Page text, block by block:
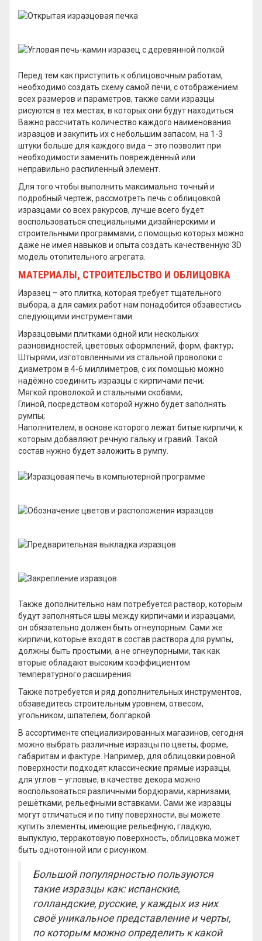
Перед тем как приступить к облицовочным работам,
необходимо создать схему самой печи, с отображением
всех размеров и параметров, также сами изразцы
рисуются в тех местах, в которых они будут находиться.
Важно рассчитать количество каждого наименования
изразцов и закупить их с небольшим запасом, на 1-3
штуки больше для каждого вида – это позволит при
необходимости заменить повреждённый или
неправильно распиленный элемент.
Для того чтобы выполнить максимально точный и
подробный чертёж, рассмотреть печь с облицовкой
изразцами со всех ракурсов, лучше всего будет
воспользоваться специальными дизайнерскими и
строительными программами, с помощью которых можно
даже не имея навыков и опыта создать качественную 3D
модель отопительного агрегата.
МАТЕРИАЛЫ, СТРОИТЕЛЬСТВО И ОБЛИЦОВКА
Изразец – это плитка, которая требует тщательного
выбора, а для самих работ нам понадобится обзавестись
следующими инструментами:
Изразцовыми плитками одной или нескольких
разновидностей, цветовых оформлений, форм, фактур;
Штырями, изготовленными из стальной проволоки с
диаметром в 4-6 миллиметров, с их помощью можно
надёжно соединить изразцы с кирпичами печи;
Мягкой проволокой и стальными скобами;
Глиной, посредством которой нужно будет заполнять
румпы;
Наполнителем, в основе которого лежат битые кирпичи, к
которым добавляют речную гальку и гравий. Такой
состав нужно будет заложить в румпу.
Также дополнительно нам потребуется раствор, которым
будут заполняться швы между кирпичами и изразцами,
он обязательно должен быть огнеупорным. Сами же
кирпичи, которые входят в состав раствора для румпы,
должны быть простыми, а не огнеупорными, так как
вторые обладают высоким коэффициентом
температурного расширения.
Также потребуется и ряд дополнительных инструментов,
обзаведитесь строительным уровнем, отвесом,
угольником, шпателем, болгаркой.
В ассортименте специализированных магазинов, сегодня
можно выбрать различные изразцы по цветы, форме,
габаритам и фактуре. Например, для облицовки ровной
поверхности подходят классические прямые изразцы,
для углов – угловые, в качестве декора можно
воспользоваться различными бордюрами, карнизами,
решётками, рельефными вставками. Сами же изразцы
могут отличаться и по типу поверхности, вы можете
купить элементы, имеющие рельефную, гладкую,
выпуклую, терракотовую поверхность, облицовка может
быть однотонной или с рисунком.
Большой популярностью пользуются
такие изразцы как: испанские,
голландские, русские, у каждых из них
своё уникальное представление и черты,
по которым можно определить к какой